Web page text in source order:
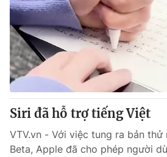
Thế giới
Tin tức
Thế giới đó đây
Câu chuyện quốc tế
Kinh tế
Tài chính
Thị trường
Góc doanh nghiệp
Dữ liệu và đời sống
Truyền hình
Phim VTV
Giải trí
Siri đã hỗ trợ tiếng Việt
VTV.vn - Với việc tung ra bản thử
Beta, Apple đã cho phép người